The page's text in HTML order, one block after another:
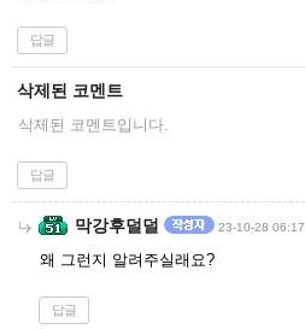
답글
삭제된 코멘트
삭제된 코멘트입니다.
답글
막강후덜덜 23-10-28 06:17
왜 그런지 알려주실래요?
답글